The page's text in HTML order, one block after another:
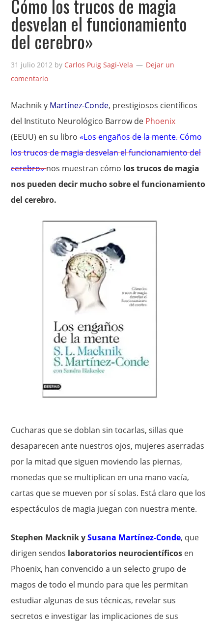
Cómo los trucos de magia
desvelan el funcionamiento
del cerebro»
31 julio 2012 by Carlos Puig Sagi-Vela
Dejar un
comentario
Machnik y Martínez-Conde, prestigiosos científicos
del Instituto Neurológico Barrow de Phoenix
(EEUU) en su libro«Los engaños de la mente. Cómo
los trucos de magia desvelan el funcionamiento del
cerebro»nos muestran cómo los trucos de magia
nos pueden decir mucho sobre el funcionamiento
del cerebro.
Cucharas que se doblan sin tocarlas, sillas que
desaparecen ante nuestros ojos, mujeres aserradas
por la mitad que siguen moviendo las piernas,
monedas que se multiplican en una mano vacía,
cartas que se mueven por sí solas. Está claro que los
espectáculos de magia juegan con nuestra mente.
Stephen Macknik ySusana Martínez-Conde, que
dirigen sendos laboratorios neurocientíficos en
Phoenix, han convencido a un selecto grupo de
magos de todo el mundo para que les permitan
estudiar algunas de sus técnicas, revelar sus
secretos e investigar las implicaciones de sus